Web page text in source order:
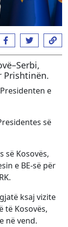
Prishtinën.
e
së
së Kosovës,
e BE-së për
ksaj vizite
të Kosovës,
në vend.